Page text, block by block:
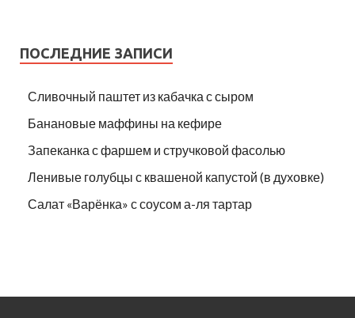
ПОСЛЕДНИЕ ЗАПИСИ
Сливочный паштет из кабачка с сыром
Банановые маффины на кефире
Запеканка с фаршем и стручковой фасолью
Ленивые голубцы с квашеной капустой (в духовке)
Салат «Варёнка» с соусом а-ля тартар